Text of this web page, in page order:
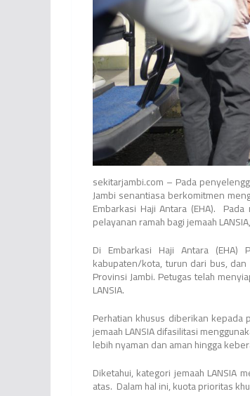
sekitarjambi.com – Pada
Jambi senantiasa berkomitmen
Embarkasi Haji Antara (EHA).
pelayanan ramah bagi jemaah
Di Embarkasi Haji Antara
kabupaten/kota, turun dari bus,
Provinsi Jambi. Petugas telah
LANSIA.
Perhatian khusus diberikan kepada
jemaah LANSIA difasilitasi
lebih nyaman dan aman hingga
Diketahui, kategori jemaah LANSIA
atas. Dalam hal ini, kuota prioritas